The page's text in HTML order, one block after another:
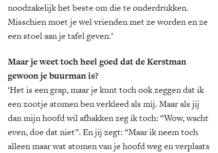
noodzakelijk het beste om die te onderdrukken.
Misschien moet je wel vrienden met ze worden en ze
een stoel aan je tafel geven.’
Maar je weet toch heel goed dat de Kerstman
gewoon je buurman is?
‘Het is een grap, maar je kunt toch ook zeggen dat ik
een zootje atomen ben verkleed als mij. Maar als jij
dan mijn hoofd wil afhakken zeg ik toch: “Wow, wacht
even, doe dat niet”. En jij zegt: “Maar ik neem toch
alleen maar wat atomen van je hoofd weg en verplaats